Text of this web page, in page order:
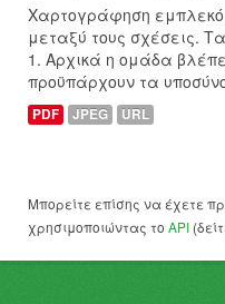
Χαρτογράφηση
μεταξύ τους σχέσεις.
1. Αρχικά η ομάδα
προϋπάρχουν τα
PDF JPEG URL
Μπορείτε επίσης να έχετε
χρησιμοποιώντας το API